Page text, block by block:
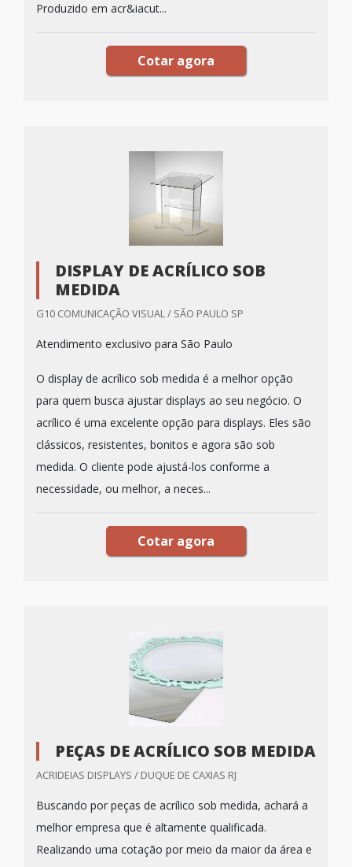
Produzido em acr&iacut...
Cotar agora
DISPLAY DE ACRÍLICO SOB
MEDIDA
G10 COMUNICAÇÃO VISUAL / SÃO PAULO SP
Atendimento exclusivo para São Paulo
O display de acrílico sob medida é a melhor opção
para quem busca ajustar displays ao seu negócio. O
acrílico é uma excelente opção para displays. Eles são
clássicos, resistentes, bonitos e agora são sob
medida. O cliente pode ajustá-los conforme a
necessidade, ou melhor, a neces...
Cotar agora
PEÇAS DE ACRÍLICO SOB MEDIDA
ACRIDEIAS DISPLAYS / DUQUE DE CAXIAS RJ
Buscando por peças de acrílico sob medida, achará a
melhor empresa que é altamente qualificada.
Realizando uma cotação por meio da maior da área e